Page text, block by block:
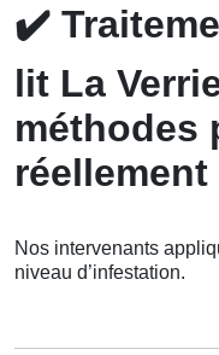
✔️
lit La
méthodes
Nos intervenants
niveau d’infestation.